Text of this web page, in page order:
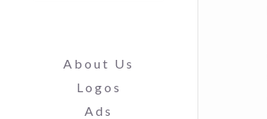
About Us
Logos
Ads